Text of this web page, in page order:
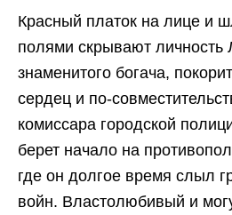
Красный платок на лице и
полями скрывают личность
знаменитого богача,
сердец и по-
комиссара городской
берет начало на
где он долгое время слыл
войн. Властолюбивый и